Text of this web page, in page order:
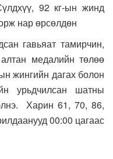
92 кг-ын жинд
нар өрсөлдөн
гавьяат тамирчин,
медалийн төлөө
жингийн дагах болон
урьдчилсан шатны
Харин 61, 70, 86,
00:00 цагаас